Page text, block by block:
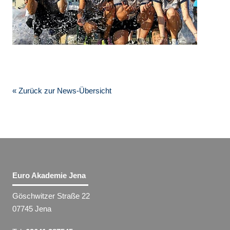
« Zurück zur News-Übersicht
Euro Akademie Jena
Göschwitzer Straße 22
07745 Jena